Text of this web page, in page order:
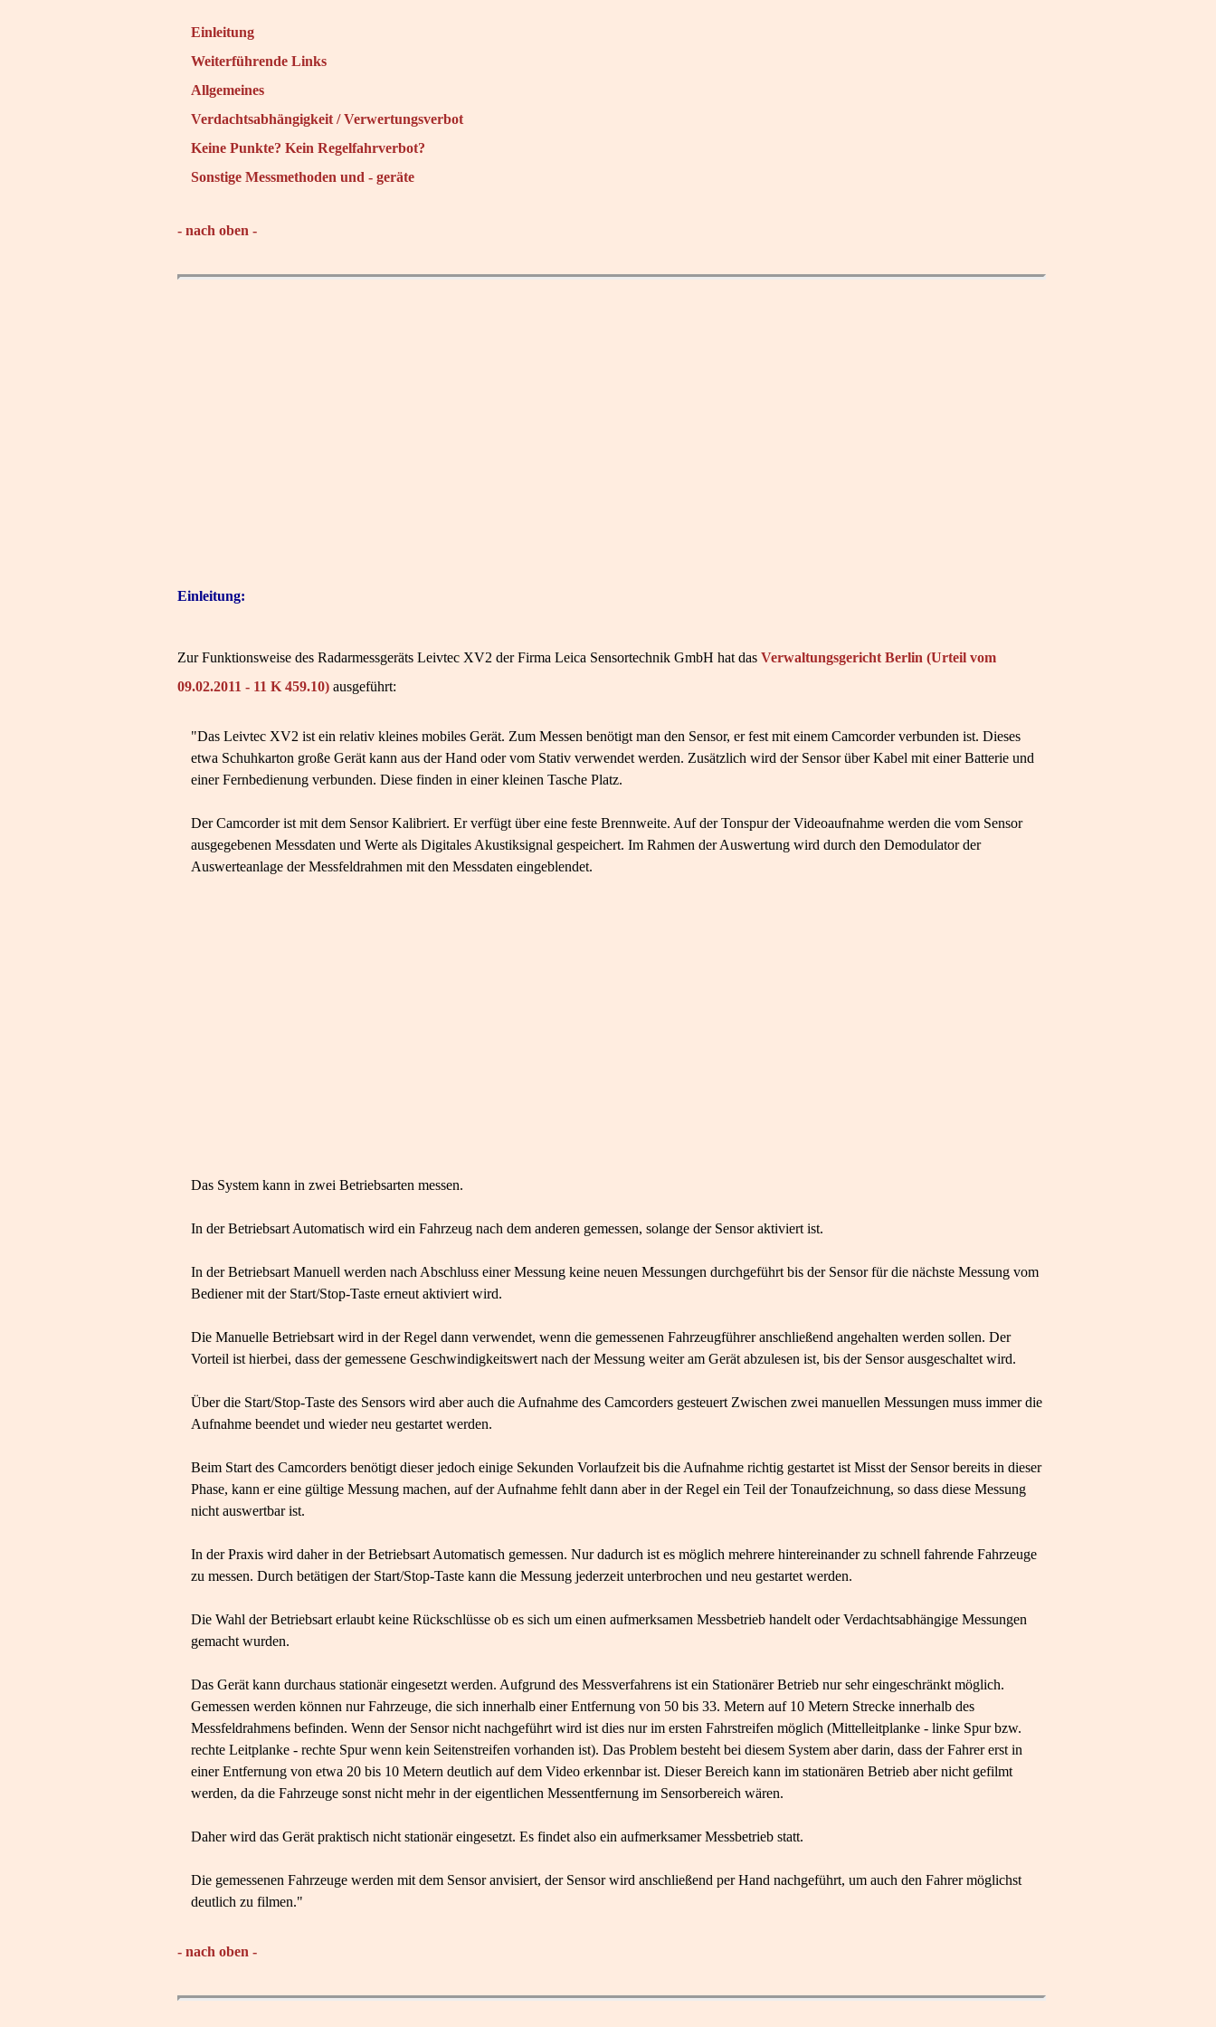
Einleitung
Weiterführende Links
Allgemeines
Verdachtsabhängigkeit / Verwertungsverbot
Keine Punkte? Kein Regelfahrverbot?
Sonstige Messmethoden und - geräte
- nach oben -
Einleitung:
Zur Funktionsweise des Radarmessgeräts Leivtec XV2 der Firma Leica Sensortechnik GmbH hat das Verwaltungsgericht Berlin (Urteil vom
09.02.2011 - 11 K 459.10) ausgeführt:
"Das Leivtec XV2 ist ein relativ kleines mobiles Gerät. Zum Messen benötigt man den Sensor, er fest mit einem Camcorder verbunden ist. Dieses
etwa Schuhkarton große Gerät kann aus der Hand oder vom Stativ verwendet werden. Zusätzlich wird der Sensor über Kabel mit einer Batterie und
einer Fernbedienung verbunden. Diese finden in einer kleinen Tasche Platz.
Der Camcorder ist mit dem Sensor Kalibriert. Er verfügt über eine feste Brennweite. Auf der Tonspur der Videoaufnahme werden die vom Sensor
ausgegebenen Messdaten und Werte als Digitales Akustiksignal gespeichert. Im Rahmen der Auswertung wird durch den Demodulator der
Auswerteanlage der Messfeldrahmen mit den Messdaten eingeblendet.
Das System kann in zwei Betriebsarten messen.
In der Betriebsart Automatisch wird ein Fahrzeug nach dem anderen gemessen, solange der Sensor aktiviert ist.
In der Betriebsart Manuell werden nach Abschluss einer Messung keine neuen Messungen durchgeführt bis der Sensor für die nächste Messung vom
Bediener mit der Start/Stop-Taste erneut aktiviert wird.
Die Manuelle Betriebsart wird in der Regel dann verwendet, wenn die gemessenen Fahrzeugführer anschließend angehalten werden sollen. Der
Vorteil ist hierbei, dass der gemessene Geschwindigkeitswert nach der Messung weiter am Gerät abzulesen ist, bis der Sensor ausgeschaltet wird.
Über die Start/Stop-Taste des Sensors wird aber auch die Aufnahme des Camcorders gesteuert Zwischen zwei manuellen Messungen muss immer die
Aufnahme beendet und wieder neu gestartet werden.
Beim Start des Camcorders benötigt dieser jedoch einige Sekunden Vorlaufzeit bis die Aufnahme richtig gestartet ist Misst der Sensor bereits in dieser
Phase, kann er eine gültige Messung machen, auf der Aufnahme fehlt dann aber in der Regel ein Teil der Tonaufzeichnung, so dass diese Messung
nicht auswertbar ist.
In der Praxis wird daher in der Betriebsart Automatisch gemessen. Nur dadurch ist es möglich mehrere hintereinander zu schnell fahrende Fahrzeuge
zu messen. Durch betätigen der Start/Stop-Taste kann die Messung jederzeit unterbrochen und neu gestartet werden.
Die Wahl der Betriebsart erlaubt keine Rückschlüsse ob es sich um einen aufmerksamen Messbetrieb handelt oder Verdachtsabhängige Messungen
gemacht wurden.
Das Gerät kann durchaus stationär eingesetzt werden. Aufgrund des Messverfahrens ist ein Stationärer Betrieb nur sehr eingeschränkt möglich.
Gemessen werden können nur Fahrzeuge, die sich innerhalb einer Entfernung von 50 bis 33. Metern auf 10 Metern Strecke innerhalb des
Messfeldrahmens befinden. Wenn der Sensor nicht nachgeführt wird ist dies nur im ersten Fahrstreifen möglich (Mittelleitplanke - linke Spur bzw.
rechte Leitplanke - rechte Spur wenn kein Seitenstreifen vorhanden ist). Das Problem besteht bei diesem System aber darin, dass der Fahrer erst in
einer Entfernung von etwa 20 bis 10 Metern deutlich auf dem Video erkennbar ist. Dieser Bereich kann im stationären Betrieb aber nicht gefilmt
werden, da die Fahrzeuge sonst nicht mehr in der eigentlichen Messentfernung im Sensorbereich wären.
Daher wird das Gerät praktisch nicht stationär eingesetzt. Es findet also ein aufmerksamer Messbetrieb statt.
Die gemessenen Fahrzeuge werden mit dem Sensor anvisiert, der Sensor wird anschließend per Hand nachgeführt, um auch den Fahrer möglichst
deutlich zu filmen."
- nach oben -